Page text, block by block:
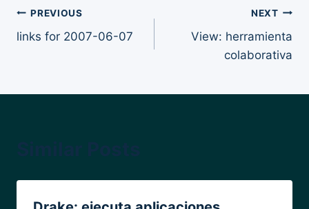
Post
navigation
PREVIOUS
links for 2007-06-07
NEXT
View: herramienta
colaborativa